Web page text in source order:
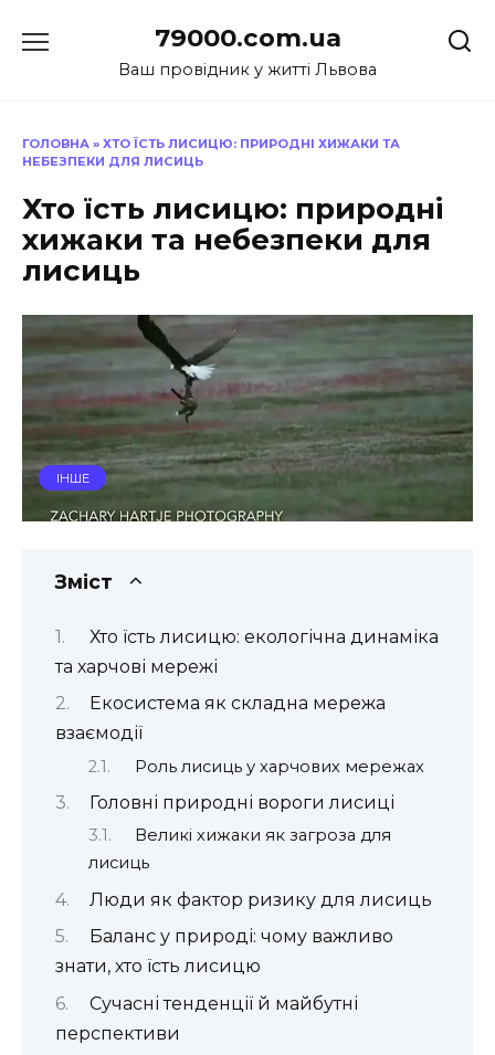
до
79000.com.ua
Ваш провідник у житті Львова
ГОЛОВНА » ХТО ЇСТЬ ЛИСИЦЮ: ПРИРОДНІ ХИЖАКИ ТА
НЕБЕЗПЕКИ ДЛЯ ЛИСИЦЬ
Хто їсть лисицю: природні
хижаки та небезпеки для
лисиць
ІНШЕ
Зміст
Хто їсть лисицю: екологічна динаміка
та харчові мережі
Екосистема як складна мережа
взаємодії
Роль лисиць у харчових мережах
Головні природні вороги лисиці
Великі хижаки як загроза для
лисиць
Люди як фактор ризику для лисиць
Баланс у природі: чому важливо
знати, хто їсть лисицю
Сучасні тенденції й майбутні
перспективи